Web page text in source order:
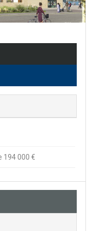
194 000 €